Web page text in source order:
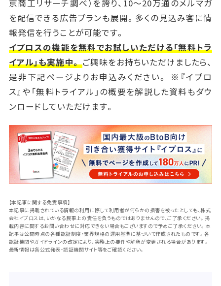
京商工リサーチ調べ）を誇り、10～20万通のメルマガ
を配信できる広告プランも展開。多くの見込み客に情
報発信を行うことが可能です。
イプロスの機能を無料でお試しいただける「無料トラ
イアル」も実施中。ご興味をお持ちいただけましたら、
是非下記ページよりお申込みください。 ※『イプロ
ス』や「無料トライアル」の概要を解説した資料もダウ
ンロードしていただけます。
【本記事に関する免責事項】
本記事に掲載されている情報の利用に際して利用者が何らかの損害を被ったとしても、株式
会社イプロスは、いかなる民事上の責任を負うものではありませんので、ご了承ください。掲
載内容に関するお問い合わせに対応できない場合もございますので予めご了承ください。本
記事は公開時点の各種認証制度・業界規格の運用基準に基づいて作成されたものです。各
認証機関やガイドラインの改定により、実務上の要件や解釈が変更される場合があります。
最新情報は各公式発表・認証機関サイト等をご確認ください。